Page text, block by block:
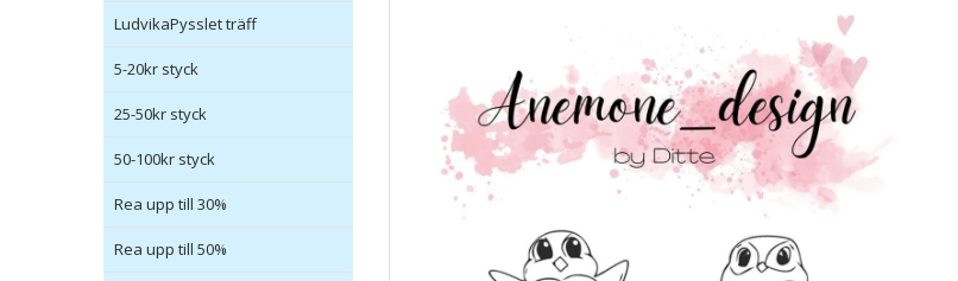
LudvikaPysslet träff
5-20kr styck
25-50kr styck
50-100kr styck
Rea upp till 30%
Rea upp till 50%